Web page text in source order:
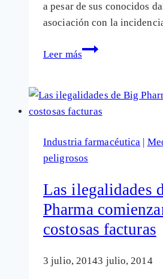
a pesar de sus conocidos
asociación con la
Leer más
Zyprexa,
fármacos
con
daños
que
en
demencia
Industria farmacéutica
peligrosos
Las ilegalidades
Pharma
costosas facturas
3 julio, 20143 julio, 2014